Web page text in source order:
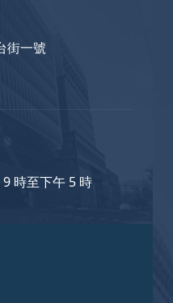
街一號
時至下午 5 時